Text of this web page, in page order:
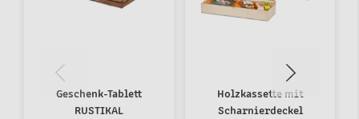
Geschenk-Tablett
RUSTIKAL
Holzkassette mit
Scharnierdeckel